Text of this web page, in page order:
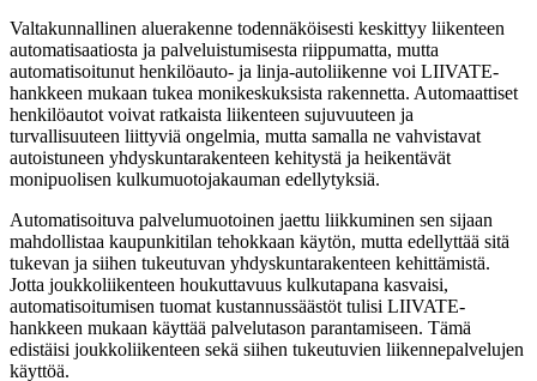
Valtakunnallinen aluerakenne todennäköisesti keskittyy liikenteen
automatisaatiosta ja palveluistumisesta riippumatta, mutta
automatisoitunut henkilöauto- ja linja-autoliikenne voi LIIVATE-
hankkeen mukaan tukea monikeskuksista rakennetta. Automaattiset
henkilöautot voivat ratkaista liikenteen sujuvuuteen ja
turvallisuuteen liittyviä ongelmia, mutta samalla ne vahvistavat
autoistuneen yhdyskuntarakenteen kehitystä ja heikentävät
monipuolisen kulkumuotojakauman edellytyksiä.
Automatisoituva palvelumuotoinen jaettu liikkuminen sen sijaan
mahdollistaa kaupunkitilan tehokkaan käytön, mutta edellyttää sitä
tukevan ja siihen tukeutuvan yhdyskuntarakenteen kehittämistä.
Jotta joukkoliikenteen houkuttavuus kulkutapana kasvaisi,
automatisoitumisen tuomat kustannussäästöt tulisi LIIVATE-
hankkeen mukaan käyttää palvelutason parantamiseen. Tämä
edistäisi joukkoliikenteen sekä siihen tukeutuvien liikennepalvelujen
käyttöä.